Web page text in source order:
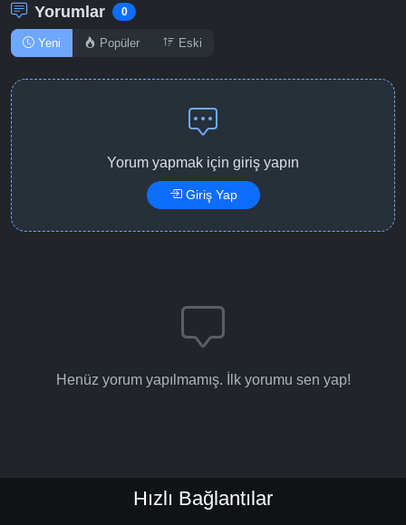
Yorumlar 0
Yeni Popüler Eski
Yorum yapmak için giriş yapın
Giriş Yap
Henüz yorum yapılmamış. İlk yorumu sen yap!
Hızlı Bağlantılar